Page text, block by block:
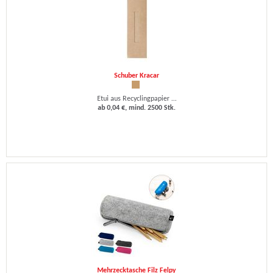
Schuber Kracar
Etui aus Recyclingpapier ...
ab 0,04 €, mind. 2500 Stk.
Mehrzecktasche Filz Felpy